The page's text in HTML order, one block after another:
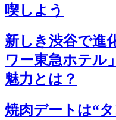
喫しよう
新しき渋谷で進
ワー東急ホテル
魅力とは？
焼肉デートは“